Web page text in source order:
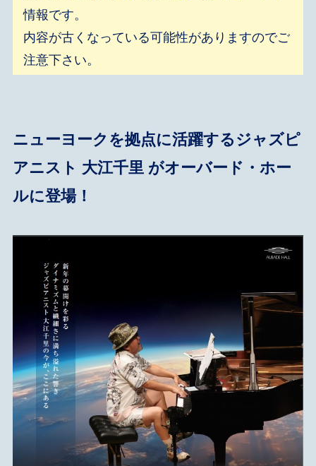
情報です。
内容が古くなっている可能性がありますのでご
注意下さい。
ニューヨークを拠点に活躍するジャズピ
アニスト 大江千里 がオーバード・ホー
ルに登場！